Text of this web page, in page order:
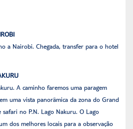
a Nairobi. Chegada, transfer para o hotel
A caminho faremos uma paragem
uma vista panorâmica da zona do Grand
safari no P.N. Lago Nakuru. O Lago
dos melhores locais para a observação